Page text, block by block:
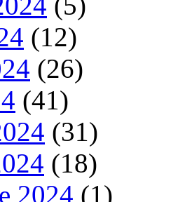
(12)
(26)
(41)
(31)
(18)
2024 (1)